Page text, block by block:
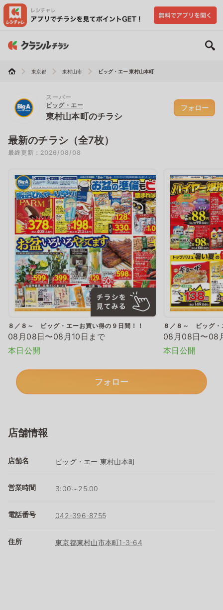
東京都 東村山市 ビッグ・エー 東村山本町
スーパー
ビッグ・エー
東村山本町のチラシ
フォロー
最新のチラシ（全7枚）
最終更新：2026/08/08
８／８～ ビッグ・エーお買い得の９日間！！
08月08日〜08月10日まで
本日公開
８／８～ ビッグ・
08月08日〜08
本日公開
フォロー
店舗情報
店舗名 ビッグ・エー 東村山本町
営業時間 3:00～25:00
電話番号 042-396-8755
住所 東京都東村山市本町1-3-64